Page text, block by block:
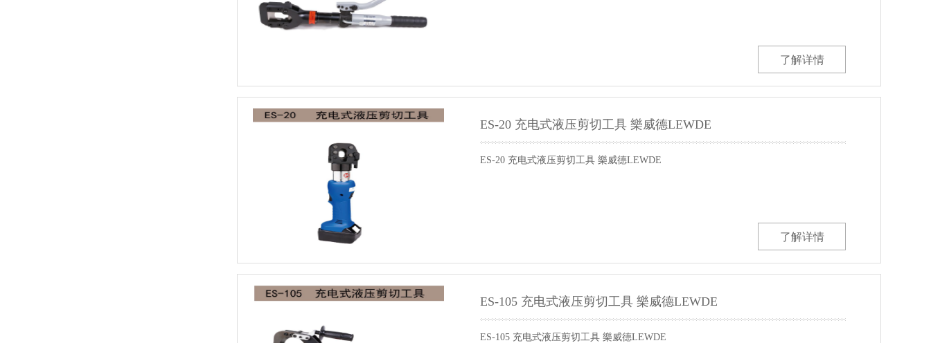
了解详情
ES-20 充电式液压剪切工具 樂威德LEWDE
ES-20 充电式液压剪切工具 樂威德LEWDE
了解详情
ES-105 充电式液压剪切工具 樂威德LEWDE
ES-105 充电式液压剪切工具 樂威德LEWDE